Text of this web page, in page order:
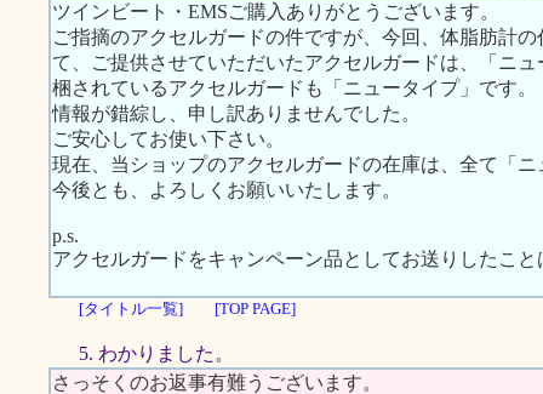
ツインビート・EMSご購入ありがとうございます。
ご指摘のアクセルガードの件ですが、今回、体脂肪計
て、ご提供させていただいたアクセルガードは、「ニ
梱されているアクセルガードも「ニュータイプ」です。
情報が錯綜し、申し訳ありませんでした。
ご安心してお使い下さい。
現在、当ショップのアクセルガードの在庫は、全て「
今後とも、よろしくお願いいたします。
p.s.
アクセルガードをキャンペーン品としてお送りしたこ
[タイトル一覧] [TOP PAGE]
5. わかりました。
さっそくのお返事有難うございます。